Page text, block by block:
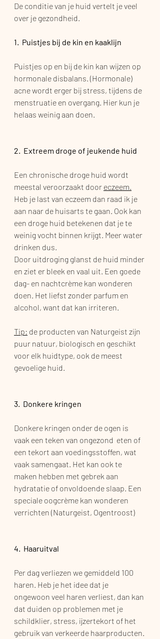
De conditie van je huid vertelt je veel
over je gezondheid.
1.  Puistjes bij de kin en kaaklijn
Puistjes op en bij de kin kan wijzen op
hormonale disbalans. (Hormonale)
acne wordt erger bij stress, tijdens de
menstruatie en overgang. Hier kun je
helaas weinig aan doen.
2.  Extreem droge of jeukende huid
Een chronische droge huid wordt
meestal veroorzaakt door eczeem.
Heb je last van eczeem dan raad ik je
aan naar de huisarts te gaan. Ook kan
een droge huid betekenen dat je te
weinig vocht binnen krijgt. Meer water
drinken dus.
Door uitdroging glanst de huid minder
en ziet er bleek en vaal uit. Een goede
dag- en nachtcrème kan wonderen
doen. Het liefst zonder parfum en
alcohol, want dat kan irriteren.
Tip: de producten van Naturgeist zijn
puur natuur, biologisch en geschikt
voor elk huidtype, ook de meest
gevoelige huid.
3.  Donkere kringen
Donkere kringen onder de ogen is
vaak een teken van ongezond  eten of
een tekort aan voedingsstoffen, wat
vaak samengaat. Het kan ook te
maken hebben met gebrek aan
hydratatie of onvoldoende slaap. Een
speciale oogcrème kan wonderen
verrichten (Naturgeist, Ogentroost)
4.  Haaruitval
Per dag verliezen we gemiddeld 100
haren. Heb je het idee dat je
ongewoon veel haren verliest, dan kan
dat duiden op problemen met je
schildklier, stress, ijzertekort of het
gebruik van verkeerde haarproducten.